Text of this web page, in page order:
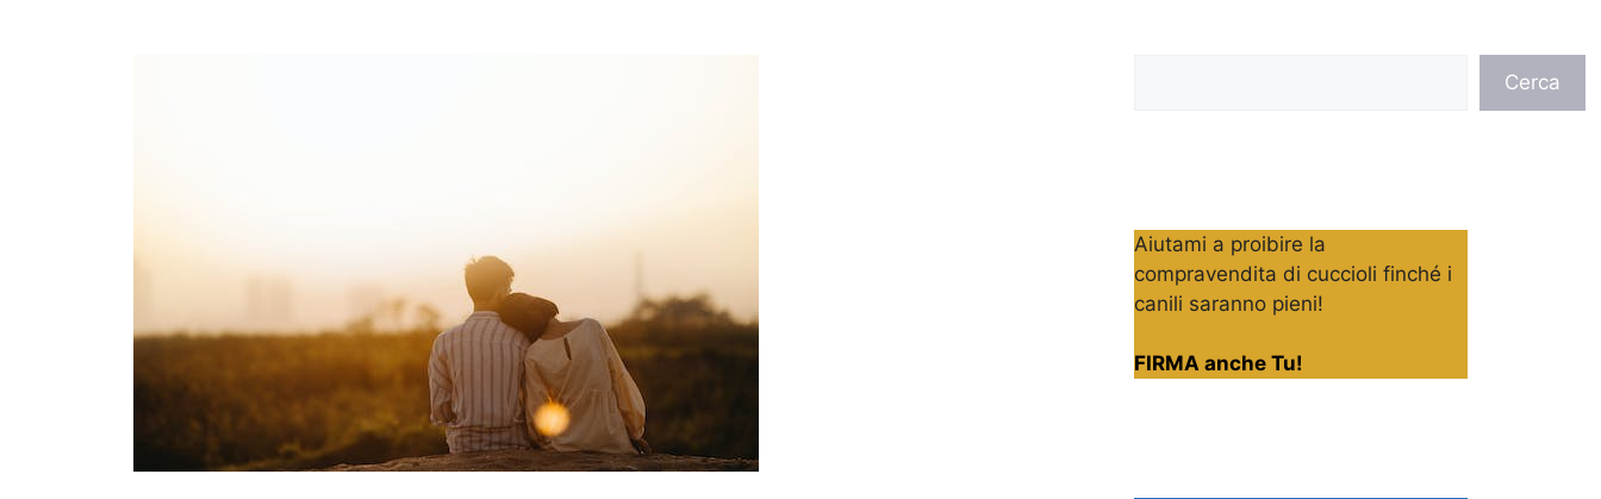
Cerca
Aiutami a proibire la
compravendita di cuccioli finché i
canili saranno pieni!
FIRMA anche Tu!